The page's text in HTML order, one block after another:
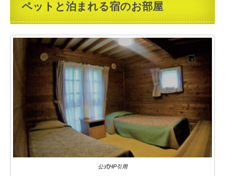
ペットと泊まれる宿のお部屋
公式HP引用